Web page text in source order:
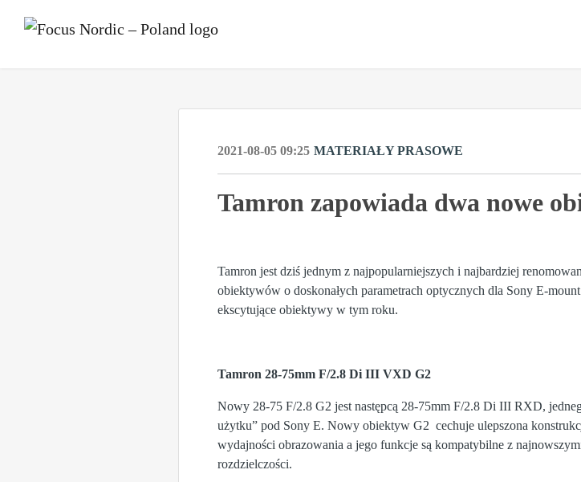
2021-08-05 09:25 MATERIAŁY PRASOWE
Tamron zapowiada dwa nowe
Tamron jest dziś jednym z najpopularniejszych i najbardziej
obiektywów o doskonałych parametrach optycznych dla Sony E-
ekscytujące obiektywy w tym roku.
Tamron 28-75mm F/2.8 Di III VXD G2
Nowy 28-75 F/2.8 G2 jest następcą 28-75mm F/2.8 Di III RXD,
użytku” pod Sony E. Nowy obiektyw G2 cechuje ulepszona
wydajności obrazowania a jego funkcje są kompatybilne z
rozdzielczości.